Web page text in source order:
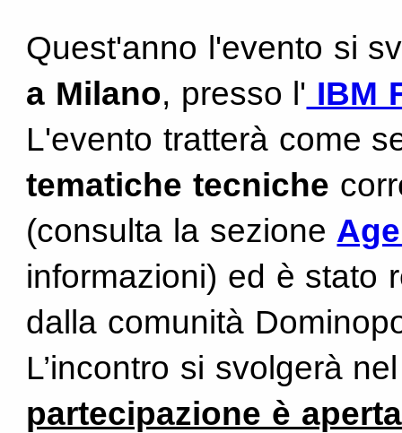
Quest'anno l'evento si
a Milano, presso l' IBM
L'evento tratterà come
tematiche tecniche
(consulta la sezione
informazioni) ed è stato
dalla comunità
L’incontro si svolgerà
partecipazione è